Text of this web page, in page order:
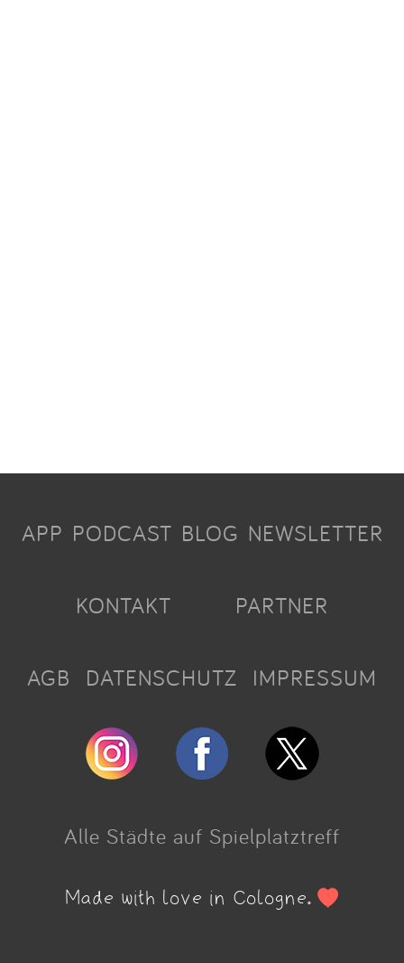
APP PODCAST BLOG NEWSLETTER
KONTAKT PARTNER
AGB DATENSCHUTZ IMPRESSUM
Alle Städte auf Spielplatztreff
Made with love in Cologne.